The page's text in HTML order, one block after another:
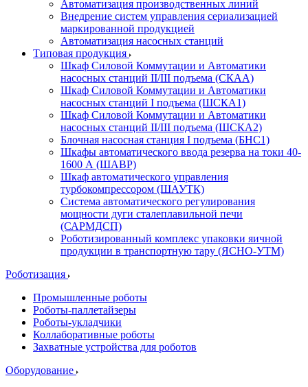
Автоматизация производственных линий
Внедрение систем управления сериализацией
маркированной продукцией
Автоматизация насосных станций
Типовая продукция
Шкаф Силовой Коммутации и Автоматики
насосных станций II/III подъема (СКАА)
Шкаф Силовой Коммутации и Автоматики
насосных станций I подъема (ШСКА1)
Шкаф Силовой Коммутации и Автоматики
насосных станций II/III подъема (ШСКА2)
Блочная насосная станция I подъема (БНС1)
Шкафы автоматического ввода резерва на токи 40-
1600 А (ШАВР)
Шкаф автоматического управления
турбокомпрессором (ШАУТК)
Система автоматического регулирования
мощности дуги сталеплавильной печи
(САРМДСП)
Роботизированный комплекс упаковки яичной
продукции в транспортную тару (ЯСНО-УТМ)
Роботизация
Промышленные роботы
Роботы-паллетайзеры
Роботы-укладчики
Коллаборативные роботы
Захватные устройства для роботов
Оборудование